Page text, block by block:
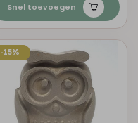
Snel toevoegen
-15%
-15%